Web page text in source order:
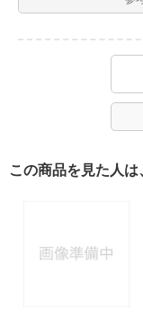
この商品を見た人